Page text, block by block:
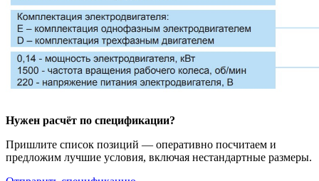
Нужен расчёт по спецификации?
Пришлите список позиций — оперативно посчитаем и
предложим лучшие условия, включая нестандартные размеры.